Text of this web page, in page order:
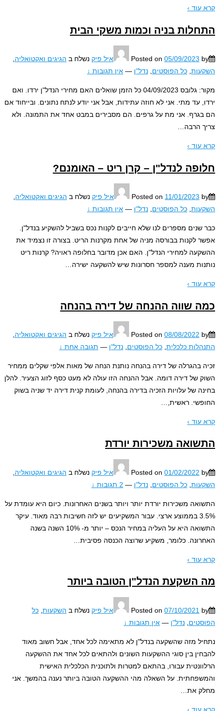
›
בניה וכמות משקי הבית
Posted on05/09/2023 איל פיק נשלח בהגיגים ואקטואליה,
,כל הפוסטים,נדל"ן — אין תגובות ↓
מקור: גלובס 04/09/2023 כל הזמן שואלים האם מחירי הנדל"ן ירדו. ואם
עד מתי. אני לא חוזה עתידות, אבל אני יודע לנתח נתונים. ובייחוד אם
אני מת על גרפים. הם מסבירים במבט אחד את התמונה. ולא
הרבה …
›
לנדל"ן – קרן ריט – האומנם?
Posted on11/01/2023 איל פיק נשלח בהגיגים ואקטואליה,
,כל הפוסטים,נדל"ן — אין תגובות ↓
מספרים לנו שלא חייבים לקנות נכס בשביל להשקיע בנדל"ן.
לקנות בבורסה מניה של אחת מקרנות הריט. בצורה זו נצמיד את
למחירי הנדל"ן. האם אכן מדובר בחלופה ראויה? קרנות ריט
מענה למספר חסרונות שיש להשקעה ישירה…
›
שווה ההנחה של דירה בהנחה
Posted on08/08/2022 איל פיק נשלח בהגיגים ואקטואליה,
כלכלית,כל הפוסטים,נדל"ן — תגובה אחת ↓
בהגרלה של דירה בהנחה נותנת הנחה של מאות אלפי שקלים ממחיר
של דירה דומה. אבל ההנחה הזו עולה לא מעט כסף לזוג הצעיר. להלן
של עלויות הזכיה בדירה בהנחה, לעומת קנית דירה יד שניה בשוק
ראשית,…
›
משכירות יורדת
Posted on01/02/2022 איל פיק נשלח בהגיגים ואקטואליה,
,כל הפוסטים,נדל"ן — 2 תגובות ↓
משכירות יורדת יותר ויותר בשנים האחרונות. כיום היא עומדת על
3.5% בממוצע ארצי. עבור המשקיעים יש לזה חשיבות רבה מאוד. עיקר
התשואה היא על העליה במחיר הנכס – יותר מ- 10% השנה בשנה
כלומר, משקיע שרוצה הכנסה פסיבית…
›
השקעת הנדל"ן הטובה ביותר
Posted on07/10/2021 איל פיק נשלח בהשקעות,כל
,נדל"ן — אין תגובות ↓
מזה שהשקעה בנדל"ן לא מתאימה לכל אחד, אבל חשוב מאוד
בין סוגי ההשקעות השונים ולהתאים לכל אחד את ההשקעה
עבורו, בהתאם למטרות ולתוכנית הכלכלית האישית
על השאלה מהי ההשקעה הטובה ביותר נענה בהמשך. אני
את…
›